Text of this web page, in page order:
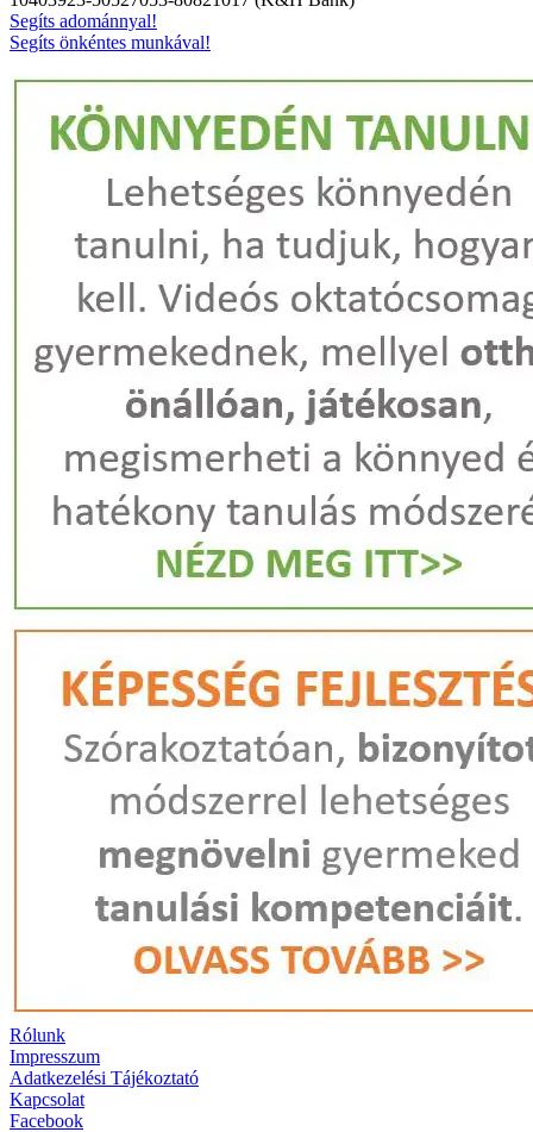
Segíts adománnyal!
Segíts önkéntes munkával!
Rólunk
Impresszum
Adatkezelési Tájékoztató
Kapcsolat
Facebook